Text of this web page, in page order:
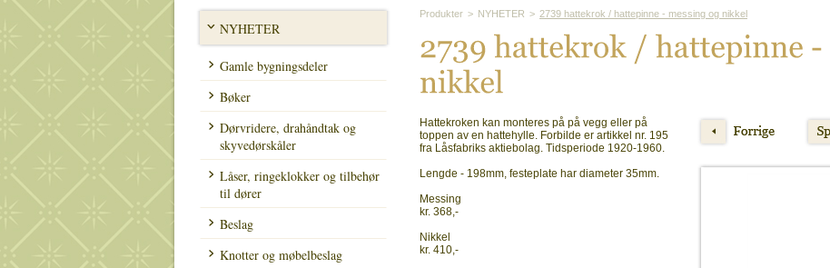
NYHETER
Gamle bygningsdeler
Bøker
Dørvridere, drahåndtak og
skyvedørskåler
Låser, ringeklokker og tilbehør
til dører
Beslag
Knotter og møbelbeslag
Produkter > NYHETER > 2739 hattekrok / hattepinne - messing og nikkel
2739 hattekrok / hattepinne -
nikkel
Hattekroken kan monteres på på vegg eller på
toppen av en hattehylle. Forbilde er artikkel nr. 195
fra Låsfabriks aktiebolag. Tidsperiode 1920-1960.
Lengde - 198mm, festeplate har diameter 35mm.
Messing
kr. 368,-
Nikkel
kr. 410,-